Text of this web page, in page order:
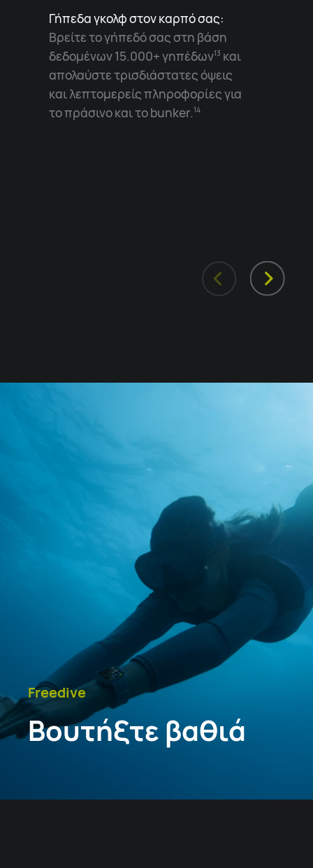
Γήπεδα γκολφ στον καρπό σας:
Βρείτε το γήπεδό σας στη βάση
δεδομένων 15.000+ γηπέδων13 και
απολαύστε τρισδιάστατες όψεις
και λεπτομερείς πληροφορίες για
το πράσινο και το bunker.14
Freedive
Βουτήξτε βαθιά